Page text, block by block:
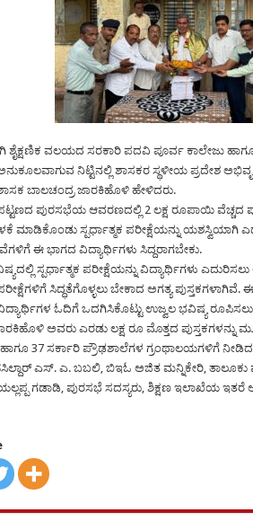
ವಲಯದ ಸರಕಾರಿ ಪದವಿ ಪೂರ್ವ ಕಾಲೇಜು ಹಾಗೂ
ನಿಟ್ಟಿನಲ್ಲಿ ಶಾಸಕರ ಸ್ಥಳೀಯ ಪ್ರದೇಶ
ಬಾಲಚಂದ್ರ ಜಾರಕಿಹೊಳಿ ಹೇಳಿದರು.
ಪುರಸಭೆಯ ಆವರಣದಲ್ಲಿ 2 ಲಕ್ಷ ರೂಪಾಯಿ ವೆಚ್ಚದ
ಮಾಡಿಕೊಂಡು ಸ್ಪರ್ಧಾತ್ಮಕ ಪರೀಕ್ಷೆಯನ್ನು ಯಶಸ್ವಿಯಾಗಿ
ಈ ಭಾಗದ ವಿದ್ಯಾರ್ಥಿಗಳು ಸಿದ್ದರಾಗಬೇಕು.
ಸ್ಪರ್ಧಾತ್ಮಕ ಪರೀಕ್ಷೆಯನ್ನು ವಿದ್ಯಾರ್ಥಿಗಳು
ಸಿದ್ಧತೆಗೊಳ್ಳಲು ಬೇಕಾದ ಅಗತ್ಯ ಪುಸ್ತಕಗಳಾಗಿವೆ.
ವಿದ್ಯಾರ್ಥಿಗಳ ಓದಿಗೆ ಒದಗಿಸಿಕೊಟ್ಟು ಉಜ್ವಲ ಭವಿಷ್ಯ
ಅವರು ಎರಡು ಲಕ್ಷ ರೂ ಮೊತ್ತದ
37 ಸರ್ಕಾರಿ ಪ್ರೌಢಶಾಲೆಗಳ ಗ್ರಂಥಾಲಯಗಳಿಗೆ
ಎಸ್. ಎ. ಬಬಲಿ, ಬಿಇಓ ಅಜಿತ ಮನ್ನಿಕೇರಿ,
ಗಡಾಡಿ, ಪುರಸಭೆ ಸದಸ್ಯರು, ಶಿಕ್ಷಣ ಇಲಾಖೆಯ ಇತರೆ